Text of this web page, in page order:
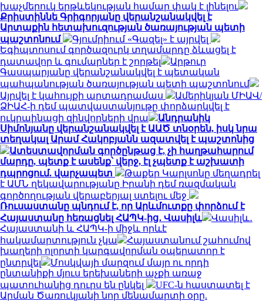
խաչմերուկ երթևեկության համար փակ է լինելու
Քրիստիննե Գրիգորյանը վերանշանակվել է
Արտաքին հետախուզության ծառայության պետի
պաշտոնում
Գյումրիում «Գազել» է այրվել
Եգիպտոսում գործազուրկ տղամարդը ձևացել է
դատավոր և գումարներ է շորթել
Արթուր
Գասպարյանը վերանշանակվել է պետական
պահպանության ծառայության պետի պաշտոնում
Այրվել է կահույքի արտադրամաս
Ամերիկյան ՄԻԱՎ/
ՁԻԱՀ-ի դեմ պատվաստանյութը փորձարկվել է
ուկրաինացի զինվորների վրա
Անդրանիկ
Սիմոնյանը վերանշանակվել է ԱԱԾ տնօրեն, իսկ նրա
տեղակալ Արամ Հակոբյանն ազատվել է պաշտոնից
Ատեստավորման գործընթաց է, չի հաղթահարում
մարդը, պետք է ասենք՝ վերջ, էլ չպետք է աշխատի
դպրոցում. վարչապետ
Թաքեր Կարլսոնը մեղադրել
է ԱՄՆ ղեկավարությանը Իրանի դեմ ռազմական
գործողության վերաբերյալ ստելու մեջ
Ռուսաստանը պնդում է, որ Արևմուտքը փորձում է
Հայաստանը հեռացնել ՀԱՊԿ-ից․ Վասիլև
Վասիլև․
Հայաստանի և ՀԱՊԿ-ի միջև որևէ
հակամարտություն չկա
Հայաստանում շահումով
խաղերի ոլորտի կարգավորման օպերատոր է
ընտրվել
Մոսկվայի մարզում մայր ու որդի
ընտանիքի մյուս երեխաների աչքի առաջ
պատուհանից դուրս են ընկել
UFC-ն հաստատել է
Արման Ծառուկյանի նոր մենամարտի օրը.